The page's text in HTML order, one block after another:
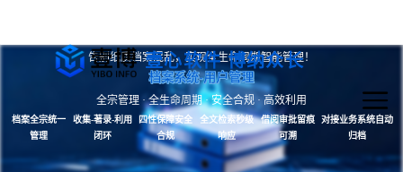
壹心软件 博纳众长
告别纸质档案混乱，实现全生命周期智能管理！
档案系统-用户管理
全宗管理 · 全生命周期 · 安全合规 · 高效利用
档案全宗统一
管理
收集-著录-利用
闭环
四性保障安全
合规
全文检索秒级
响应
借阅审批留痕
可溯
对接业务系统自动
归档